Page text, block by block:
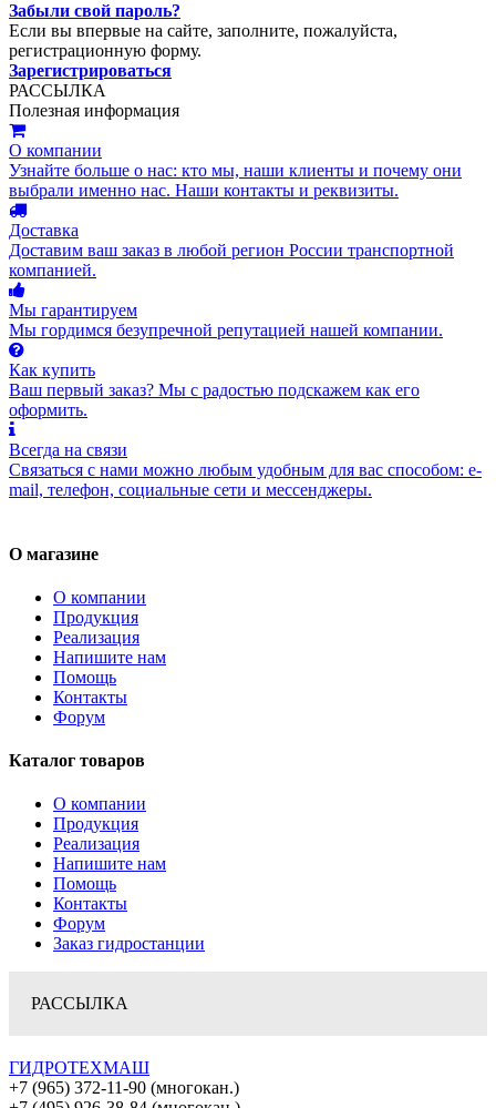
Забыли свой пароль?
Если вы впервые на сайте, заполните, пожалуйста,
регистрационную форму.
Зарегистрироваться
РАССЫЛКА
Полезная информация
О компании
Узнайте больше о нас: кто мы, наши клиенты и почему они
выбрали именно нас. Наши контакты и реквизиты.
Доставка
Доставим ваш заказ в любой регион России транспортной
компанией.
Мы гарантируем
Мы гордимся безупречной репутацией нашей компании.
Как купить
Ваш первый заказ? Мы с радостью подскажем как его
оформить.
Всегда на связи
Связаться с нами можно любым удобным для вас способом: e-
mail, телефон, социальные сети и мессенджеры.
О магазине
О компании
Продукция
Реализация
Напишите нам
Помощь
Контакты
Форум
Каталог товаров
О компании
Продукция
Реализация
Напишите нам
Помощь
Контакты
Форум
Заказ гидростанции
РАССЫЛКА
ГИДРОТЕХМАШ
+7 (965) 372-11-90 (многокан.)